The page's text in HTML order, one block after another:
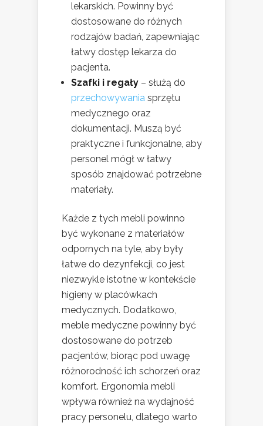
lekarskich. Powinny być
dostosowane do różnych
rodzajów badań, zapewniając
łatwy dostęp lekarza do
pacjenta.
Szafki i regały – służą do
przechowywania sprzętu
medycznego oraz
dokumentacji. Muszą być
praktyczne i funkcjonalne, aby
personel mógł w łatwy
sposób znajdować potrzebne
materiały.
Każde z tych mebli powinno
być wykonane z materiałów
odpornych na tyle, aby były
łatwe do dezynfekcji, co jest
niezwykle istotne w kontekście
higieny w placówkach
medycznych. Dodatkowo,
meble medyczne powinny być
dostosowane do potrzeb
pacjentów, biorąc pod uwagę
różnorodność ich schorzeń oraz
komfort. Ergonomia mebli
wpływa również na wydajność
pracy personelu, dlatego warto